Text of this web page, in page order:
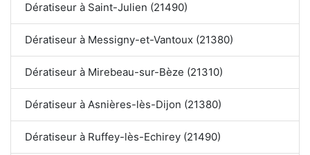
Dératiseur à Saint-Julien (21490)
Dératiseur à Messigny-et-Vantoux (21380)
Dératiseur à Mirebeau-sur-Bèze (21310)
Dératiseur à Asnières-lès-Dijon (21380)
Dératiseur à Ruffey-lès-Echirey (21490)